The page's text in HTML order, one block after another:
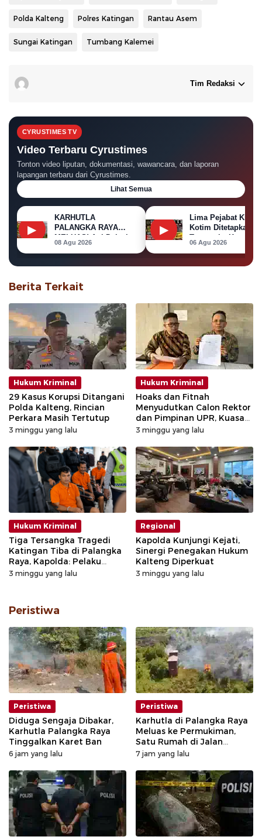
Polda Kalteng Polres Katingan Rantau Asem
Sungai Katingan Tumbang Kalemei
Tim Redaksi
CYRUSTIMES TV
Video Terbaru Cyrustimes
Tonton video liputan, dokumentasi, wawancara, dan laporan
lapangan terbaru dari Cyrustimes.
Lihat Semua
▶
KARHUTLA
PALANGKA RAYA
MELUAS! Api Dekati
Permukiman, Rumah
Terbakar
08 Agu 2026
▶
Lima Pejabat KPU
Kotim Ditetapkan
Tersangka Korupsi
Dana Hibah Pilkada
06 Agu 2026
Berita Terkait
Hukum Kriminal
29 Kasus Korupsi Ditangani
Polda Kalteng, Rincian
Perkara Masih Tertutup
3 minggu yang lalu
Hukum Kriminal
Hoaks dan Fitnah
Menyudutkan Calon Rektor
dan Pimpinan UPR, Kuasa
Hukum Tempuh Jalur
3 minggu yang lalu
Hukum Kriminal
Tiga Tersangka Tragedi
Katingan Tiba di Palangka
Raya, Kapolda: Pelaku
Utama Sudah Ditangkap
3 minggu yang lalu
Regional
Kapolda Kunjungi Kejati,
Sinergi Penegakan Hukum
Kalteng Diperkuat
3 minggu yang lalu
Peristiwa
Peristiwa
Diduga Sengaja Dibakar,
Karhutla Palangka Raya
Tinggalkan Karet Ban
6 jam yang lalu
Peristiwa
Karhutla di Palangka Raya
Meluas ke Permukiman,
Satu Rumah di Jalan
Kalibata Hangus Terbakar
7 jam yang lalu